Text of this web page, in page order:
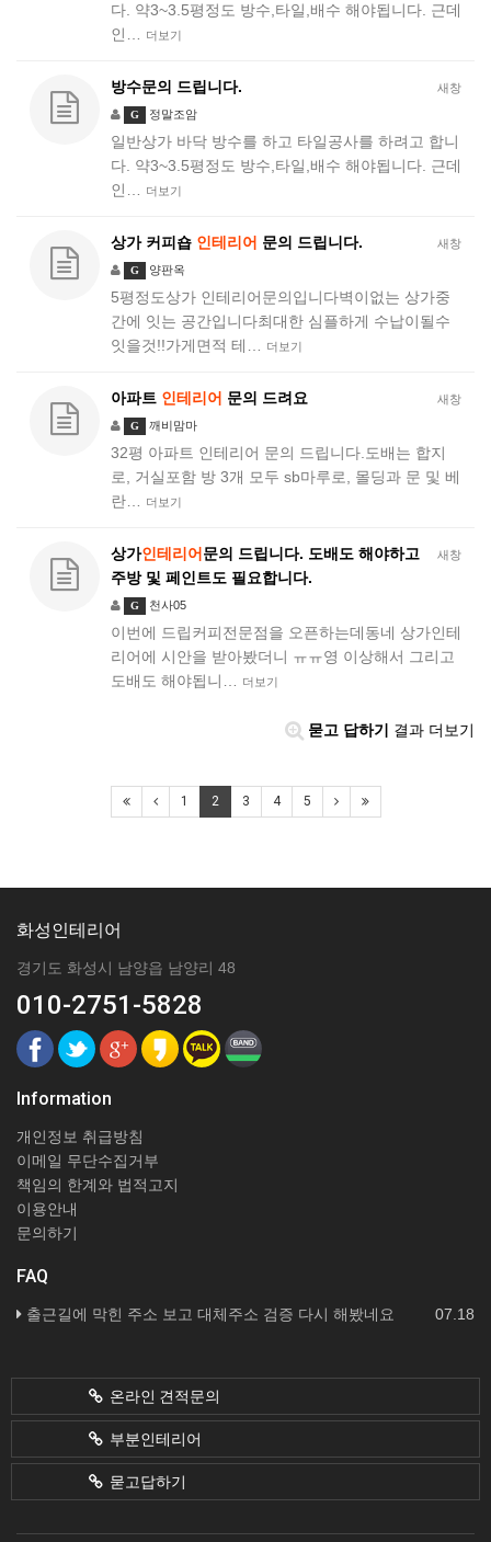
다. 약3~3.5평정도 방수,타일,배수 해야됩니다. 근데
인…
더보기
새창
방수문의 드립니다.
G 정말조암
일반상가 바닥 방수를 하고 타일공사를 하려고 합니
다. 약3~3.5평정도 방수,타일,배수 해야됩니다. 근데
인…
더보기
새창
상가 커피숍 인테리어 문의 드립니다.
G 양판옥
5평정도상가 인테리어문의입니다벽이없는 상가중
간에 잇는 공간입니다최대한 심플하게 수납이될수
잇을것!!가게면적 테…
더보기
새창
아파트 인테리어 문의 드려요
G 깨비맘마
32평 아파트 인테리어 문의 드립니다.도배는 합지
로, 거실포함 방 3개 모두 sb마루로, 몰딩과 문 및 베
란…
더보기
새창
상가인테리어 문의 드립니다. 도배도 해야하고
주방 및 페인트도 필요합니다.
G 천사05
이번에 드립커피전문점을 오픈하는데동네 상가인테
리어에 시안을 받아봤더니 ㅠㅠ영 이상해서 그리고
도배도 해야됩니…
더보기
묻고 답하기 결과 더보기
1 2 3 4 5
화성인테리어
경기도 화성시 남양읍 남양리 48
010-2751-5828
Information
개인정보 취급방침
이메일 무단수집거부
책임의 한계와 법적고지
이용안내
문의하기
FAQ
07.18
출근길에 막힌 주소 보고 대체주소 검증 다시 해봤네요
온라인 견적문의
부분인테리어
묻고답하기